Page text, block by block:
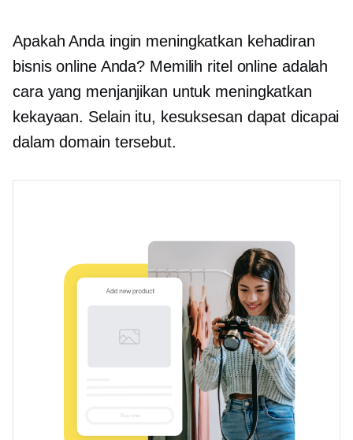
Apakah Anda ingin meningkatkan kehadiran
bisnis online Anda? Memilih ritel online adalah
cara yang menjanjikan untuk meningkatkan
kekayaan. Selain itu, kesuksesan dapat dicapai
dalam domain tersebut.